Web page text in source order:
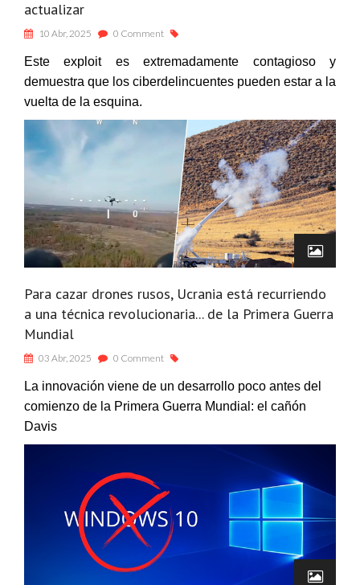
actualizar
10 Abr, 2025 0 Comment
Este exploit es extremadamente contagioso y
demuestra que los ciberdelincuentes pueden estar a la
vuelta de la esquina.
Para cazar drones rusos, Ucrania está recurriendo
a una técnica revolucionaria... de la Primera Guerra
Mundial
03 Abr, 2025 0 Comment
La innovación viene de un desarrollo poco antes del
comienzo de la Primera Guerra Mundial: el cañón
Davis